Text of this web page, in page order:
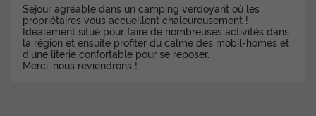
Sejour agréable dans un camping verdoyant où les
propriétaires vous accueillent chaleureusement !
Idéalement situé pour faire de nombreuses activités dans
la région et ensuite profiter du calme des mobil-homes et
d'une literie confortable pour se reposer.
Merci, nous reviendrons !